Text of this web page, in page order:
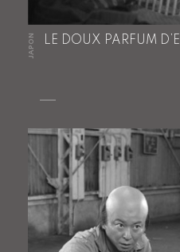
JAPON LE DOUX PARFUM